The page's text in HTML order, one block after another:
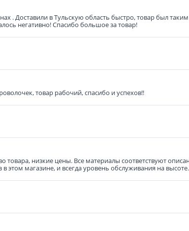
. Доставили в Тульскую область быстро, товар был
негативно! Спасибо большое за товар!
товар рабочий, спасибо и успехов!!
товара, низкие цены. Все материалы соответствуют
этом магазине, и всегда уровень обслуживания на